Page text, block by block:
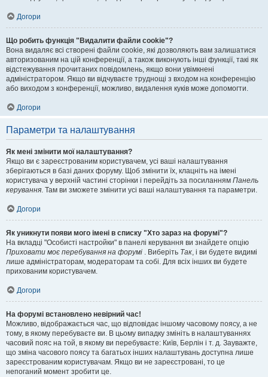
Догори
Що робить функція "Видалити файли cookie"?
Вона видаляє всі створені файли cookie, які дозволяють вам залишатися
авторизованим на цій конференції, а також виконують інші функції, такі як
відстежування прочитаних повідомлень, якщо вони увімкнені
адміністратором. Якщо ви відчуваєте труднощі з входом на конференцію
або виходом з конференції, можливо, видалення куків може допомогти.
Догори
Параметри та налаштування
Як мені змінити мої налаштування?
Якщо ви є зареєстрованим користувачем, усі ваші налаштування
зберігаються в базі даних форуму. Щоб змінити їх, клацніть на імені
користувача у верхній частині сторінки і перейдіть за посиланням Панель
керування. Там ви зможете змінити усі ваші налаштування та параметри.
Догори
Як уникнути появи мого імені в списку "Хто зараз на форумі"?
На вкладці "Особисті настройки" в панелі керування ви знайдете опцію
Приховати моє перебування на форумі . Виберіть Так, і ви будете видимі
лише адміністраторам, модераторам та собі. Для всіх інших ви будете
прихованим користувачем.
Догори
На форумі встановлено невірний час!
Можливо, відображається час, що відповідає іншому часовому поясу, а не
тому, в якому перебуваєте ви. В цьому випадку змініть в налаштуваннях
часовий пояс на той, в якому ви перебуваєте: Київ, Берлін і т. д. Зауважте,
що зміна часового поясу та багатьох інших налаштувань доступна лише
зареєстрованим користувачам. Якщо ви не зареєстровані, то це
непоганий момент зробити це.